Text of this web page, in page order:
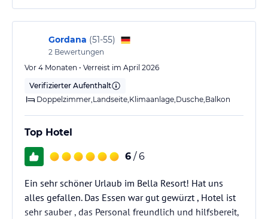
Gordana (51-55)
2 Bewertungen
Vor 4 Monaten • Verreist im April 2026
Verifizierter Aufenthalt
Doppelzimmer,Landseite,Klimaanlage,Dusche,Balkon
Top Hotel
6 / 6
Ein sehr schöner Urlaub im Bella Resort! Hat uns
alles gefallen. Das Essen war gut gewürzt , Hotel ist
sehr sauber , das Personal freundlich und hilfsbereit,